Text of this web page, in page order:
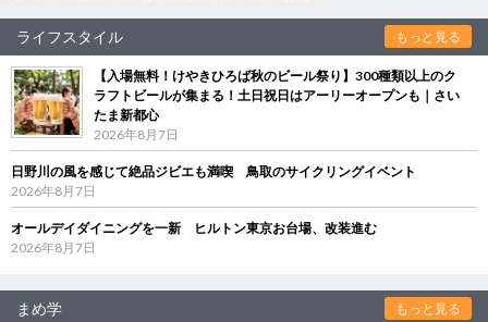
ライフスタイル もっと見る
【入場無料！けやきひろば秋のビール祭り】300種類以上のク
ラフトビールが集まる！土日祝日はアーリーオープンも｜さい
たま新都心
2026年8月7日
日野川の風を感じて絶品ジビエも満喫 鳥取のサイクリングイベント
2026年8月7日
オールデイダイニングを一新 ヒルトン東京お台場、改装進む
2026年8月7日
まめ学 もっと見る